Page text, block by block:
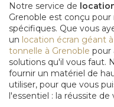
Notre service de
Grenoble est conçu
spécifiques. Que vous
un location écran géant
tonnelle à Grenoble pour
solutions qu'il vous faut.
fournir un matériel de
utiliser, pour que vous
l'essentiel : la réussite